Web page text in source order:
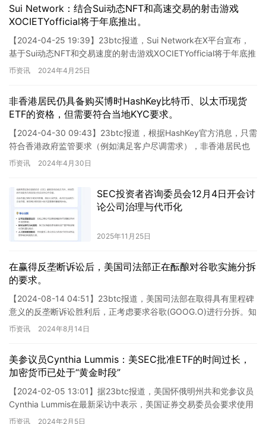
Sui Network：结合Sui动态NFT和高速交易的射击游戏
XOCIETYofficial将于年底推出。
【2024-04-25 19:39】23btc报道，Sui Network在X平台宣布，
基于Sui动态NFT和交易速度的射击游戏XOCIETYofficial将于年底推
出。该游戏由…
币资讯 2024年4月25日
非香港居民仍具备购买博时HashKey比特币、以太币现货
ETF的资格，但需要符合当地KYC要求。
【2024-04-30 09:43】23btc报道，根据HashKey官方消息，只需
符合香港政府监管要求（例如满足客户尽调需求），非香港居民也
可投资最新上市的博时 HashKey …
币资讯 2024年4月30日
SEC投资者咨询委员会12月4日开会讨
论公司治理与代币化
2025年11月25日
在赢得反垄断诉讼后，美国司法部正在酝酿对谷歌实施分拆
的要求。
【2024-08-14 04:51】23btc报道，美国司法部在取得具有里程碑
意义的反垄断诉讼胜利后，正考虑要求谷歌(GOOG.O)进行分拆。知
情人士透露，如果司法部推进分拆计划，…
币资讯 2024年8月14日
美参议员Cynthia Lummis：美SEC批准ETF的时间过长，
加密货币已处于“黄金时段”
【2024-02-05 13:01】据23btc报道，美国怀俄明州共和党参议员
Cynthia Lummis在最新采访中表示，美国证券交易委员会要求使用
ETF方式投资比特币的发行人提…
币资讯 2024年2月5日